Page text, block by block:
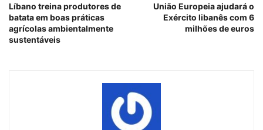
Líbano treina produtores de
batata em boas práticas
agrícolas ambientalmente
sustentáveis
União Europeia ajudará o
Exército libanês com 6
milhões de euros